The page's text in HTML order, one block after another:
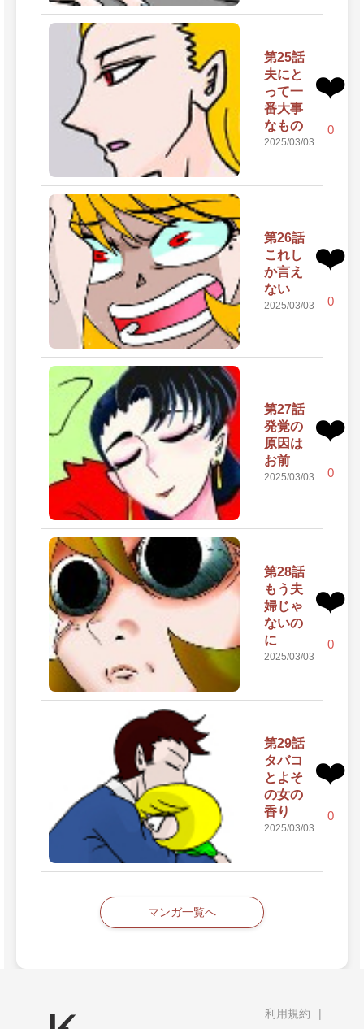
第25話
夫にと
って一
番大事
なもの
2025/03/03
❤️
0
第26話
これし
か言え
ない
2025/03/03
❤️
0
第27話
発覚の
原因は
お前
2025/03/03
❤️
0
第28話
もう夫
婦じゃ
ないの
に
2025/03/03
❤️
0
第29話
タバコ
とよそ
の女の
香り
2025/03/03
❤️
0
マンガ一覧へ
利用規約